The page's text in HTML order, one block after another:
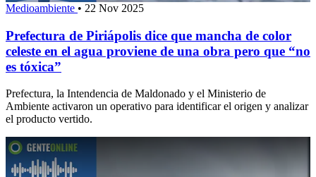
Medioambiente • 22 Nov 2025
Prefectura de Piriápolis dice que mancha de color
celeste en el agua proviene de una obra pero que “no
es tóxica”
Prefectura, la Intendencia de Maldonado y el Ministerio de
Ambiente activaron un operativo para identificar el origen y analizar
el producto vertido.